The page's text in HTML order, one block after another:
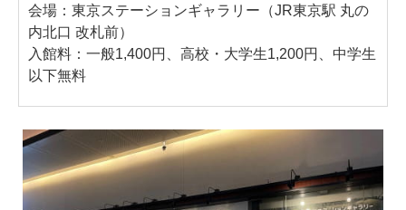
会場：東京ステーションギャラリー（JR東京駅 丸の
内北口 改札前）
入館料：一般1,400円、高校・大学生1,200円、中学生
以下無料